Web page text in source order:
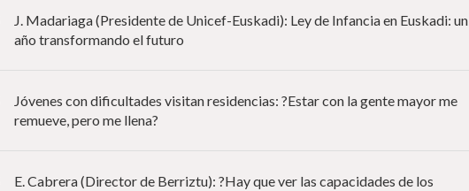
J. Madariaga (Presidente de Unicef-Euskadi): Ley de Infancia en Euskadi: un
año transformando el futuro
Jóvenes con dificultades visitan residencias: ?Estar con la gente mayor me
remueve, pero me llena?
E. Cabrera (Director de Berriztu): ?Hay que ver las capacidades de los